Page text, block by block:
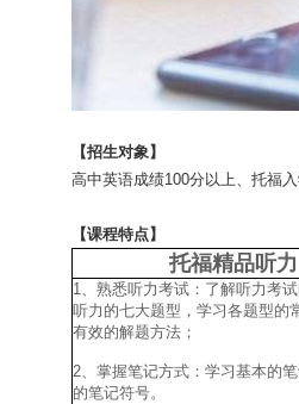
【招生对象】
高中英语成绩100分以上、托福
【课程特点】
托福精品听力
1、熟悉听力考试：了解听力考
听力的七大题型，学习各题型的
有效的解题方法；
2、掌握笔记方式：学习基本的
的笔记符号。